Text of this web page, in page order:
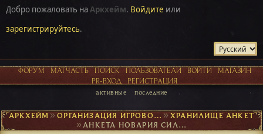
Добро пожаловать наАркхейм. Войдите или
зарегистрируйтесь.
ФОРУМ МАТЧАСТЬ ПОИСК ПОЛЬЗОВАТЕЛИ ВОЙТИ
МАГАЗИН
PR-ВХОД
РЕГИСТРАЦИЯ
активные последние
АРКХЕЙМ► ОРГАНИЗАЦИЯ ИГРОВОГО ПРОЦЕССА ►ХРАНИЛИЩЕ АНКЕТ
► АНКЕТА НОВАРИЯ СИЛЬВЕРХАРТ